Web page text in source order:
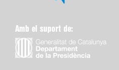
Amb el suport de: